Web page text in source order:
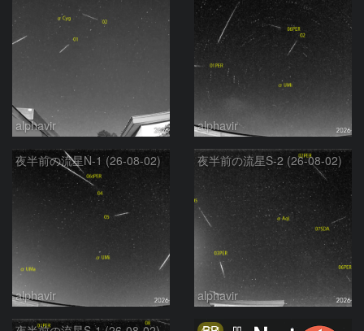
alphavir alphavir
夜半前の流星N-1 (26-08-02)
alphavir
夜半前の流星S-2 (26-08-02)
alphavir